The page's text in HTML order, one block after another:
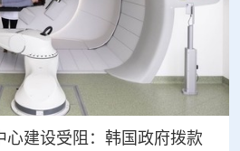
心建设受阻：韩国政府拨款